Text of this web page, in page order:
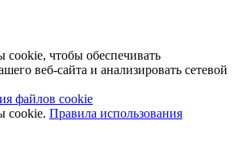
чтобы обеспечивать
веб-сайта и анализировать сетевой
файлов cookie
cookie. Правила использования